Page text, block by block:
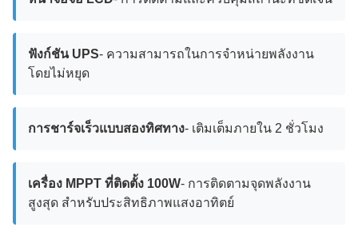
ฟังก์ชัน UPS- ความสามารถในการจําหน่ายพลังงาน
โดยไม่หยุด
การชาร์จเร็วแบบสองทิศทาง- เติมเต็มภายใน 2 ชั่วโมง
เครื่อง MPPT ที่ติดตั้ง 100W- การติดตามจุดพลังงาน
สูงสุด สําหรับประสิทธิภาพแสงอาทิตย์